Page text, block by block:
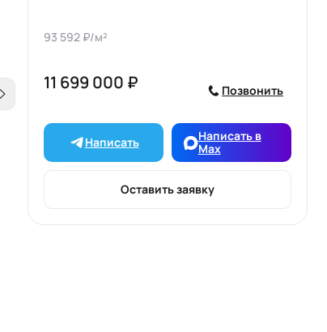
93 592 ₽/м²
11 699 000 ₽
Написать
Написать в
Max
Оставить заявку
Позвонить